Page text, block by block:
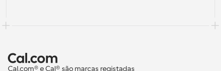
Cal.com® e Cal® são marcas registadas